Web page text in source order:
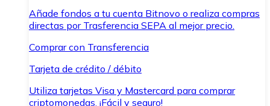
Añade fondos a tu cuenta Bitnovo o realiza compras
directas por Trasferencia SEPA al mejor precio.
Comprar con Transferencia
Tarjeta de crédito / débito
Utiliza tarjetas Visa y Mastercard para comprar
criptomonedas. ¡Fácil y seguro!